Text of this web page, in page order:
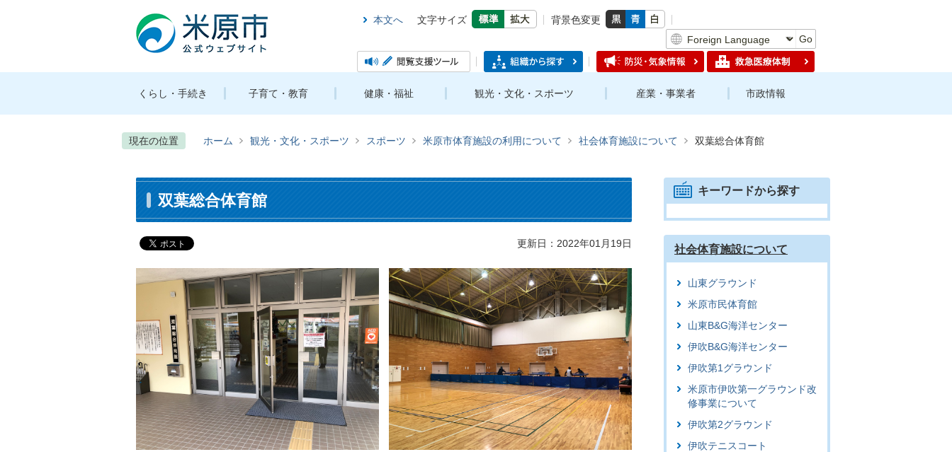
本文へ 文字サイズ
背景色変更
Go
くらし・手続き 子育て・教育 健康・福祉 観光・文化・スポーツ 産業・事業者 市政情報
現在の位置 ホーム 観光・文化・スポーツ スポーツ 米原市体育施設の利用について 社会体育施設について 双葉総合体育館
双葉総合体育館
更新日：2022年01月19日
キーワードから探す
社会体育施設について
山東グラウンド
米原市民体育館
山東B&G海洋センター
伊吹B&G海洋センター
伊吹第1グラウンド
米原市伊吹第一グラウンド改
修事業について
伊吹第2グラウンド
伊吹テニスコート